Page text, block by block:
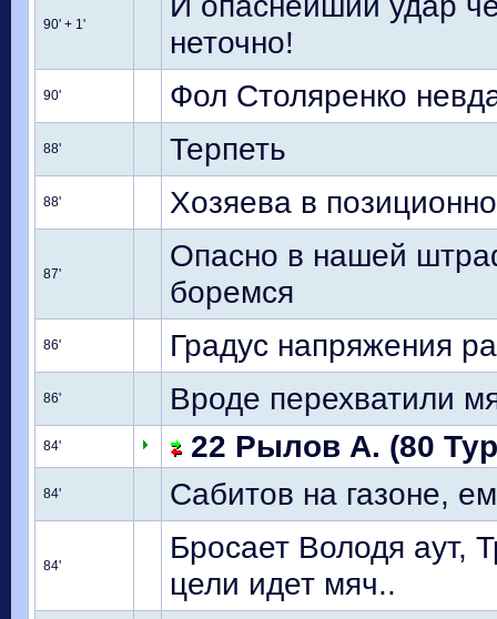
90' + 1'
неточно!
90' Фол Столяренко
88' Терпеть
88' Хозяева в
87'
Опасно в нашей
боремся
86' Градус напряжения
86' Вроде перехватили
84' 22 Рылов А. (80
84' Сабитов на газоне,
84'
Бросает Володя аут,
цели идет мяч..